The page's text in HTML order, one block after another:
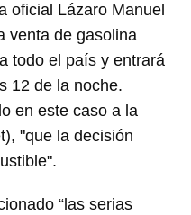
oficial Lázaro Manuel
venta de gasolina
todo el país y entrará
12 de la noche.
en este caso a la
"que la decisión
“las serias